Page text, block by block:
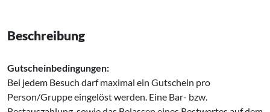
Beschreibung
Gutscheinbedingungen:
Bei jedem Besuch darf maximal ein Gutschein pro
Person/Gruppe eingelöst werden. Eine Bar- bzw.